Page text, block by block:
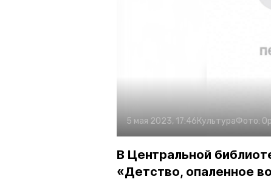
5 мая 2023, 17:46КультураФото:
В Центральной
«Детство, опаленное